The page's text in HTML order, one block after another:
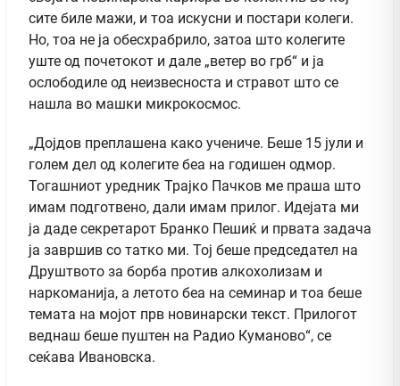
сите биле мажи, и тоа искусни и постари колеги.
Но, тоа не ја обесхрабрило, затоа што колегите
уште од почетокот и дале „ветер во грб“ и ја
ослободиле од неизвесноста и стравот што се
нашла во машки микрокосмос.
„Дојдов преплашена како учениче. Беше 15 јули и
голем дел од колегите беа на годишен одмор.
Тогашниот уредник Трајко Пачков ме праша што
имам подготвено, дали имам прилог. Идејата ми
ја даде секретарот Бранко Пешиќ и првата задача
ја завршив со татко ми. Тој беше председател на
Друштвото за борба против алкохолизам и
наркоманија, а летото беа на семинар и тоа беше
темата на мојот прв новинарски текст. Прилогот
веднаш беше пуштен на Радио Куманово“, се
сеќава Ивановска.